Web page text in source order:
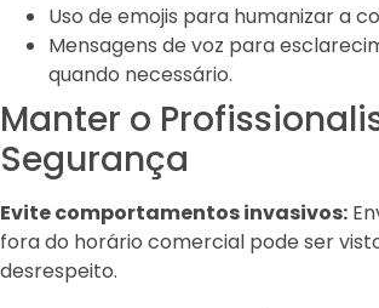
Uso de emojis para humanizar a
Mensagens de voz para
quando necessário.
Manter o
Segurança
Evite comportamentos invasivos:
fora do horário comercial pode ser
desrespeito.